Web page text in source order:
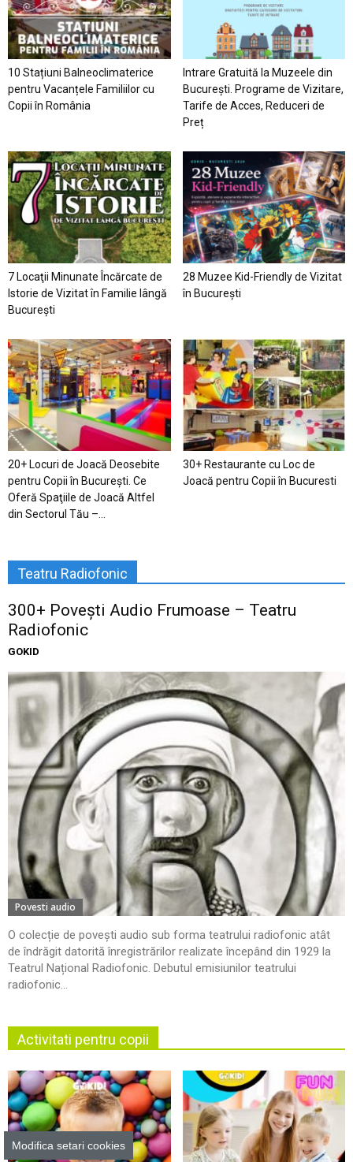
10 Stațiuni Balneoclimaterice
pentru Vacanțele Familiilor cu
Copii în România
Intrare Gratuită la Muzeele din
București. Programe de Vizitare,
Tarife de Acces, Reduceri de
Preț
7 Locaţii Minunate Încărcate de
Istorie de Vizitat în Familie lângă
București
28 Muzee Kid-Friendly de Vizitat
în București
20+ Locuri de Joacă Deosebite
pentru Copii în Bucureşti. Ce
Oferă Spaţiile de Joacă Altfel
din Sectorul Tău –...
30+ Restaurante cu Loc de
Joacă pentru Copii în Bucuresti
Teatru Radiofonic
300+ Povești Audio Frumoase – Teatru
Radiofonic
GOKID
Povesti audio
O colecție de povești audio sub forma teatrului radiofonic atât
de îndrăgit datorită înregistrărilor realizate începând din 1929 la
Teatrul Național Radiofonic. Debutul emisiunilor teatrului
radiofonic...
Activitati pentru copii
Modifica setari cookies